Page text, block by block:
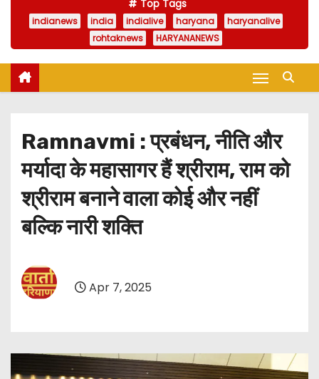
Top Tags
indianews india indialive haryana
haryanalive
rohtaknews
HARYANANEWS
Ramnavmi : प्रबंधन, नीति और
मर्यादा के महासागर हैं श्रीराम, राम को
श्रीराम बनाने वाला कोई और नहीं
बल्कि नारी शक्ति
Apr 7, 2025